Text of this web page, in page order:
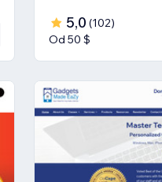
5,0 (102)
Od 50 $